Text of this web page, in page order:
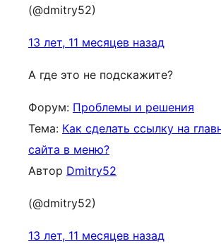
(@dmitry52)
13 лет, 11 месяцев назад
А где это не подскажите?
Форум: Проблемы и решения
Тема: Как сделать ссылку на
сайта в меню?
Автор Dmitry52
(@dmitry52)
13 лет, 11 месяцев назад